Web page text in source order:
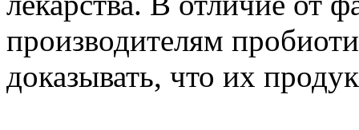
производителям
доказывать, что их